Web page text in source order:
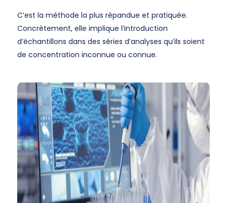
C’est la méthode la plus répandue et pratiquée.
Concrètement, elle implique l’introduction
d’échantillons dans des séries d’analyses qu’ils soient
de concentration inconnue ou connue.